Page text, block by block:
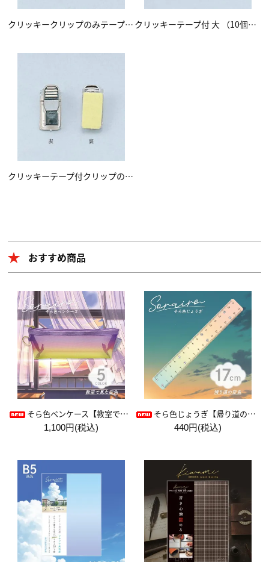
クリッキークリップのみテープ付 大 （10個入り） クリッキーテープ付 大 （10個入り）
クリッキーテープ付クリップのみ 中 （10個入り）
おすすめ商品
そら色ペンケース【教室で見た空色】
1,100円(税込)
そら色じょうぎ【帰り道の空色】
440円(税込)